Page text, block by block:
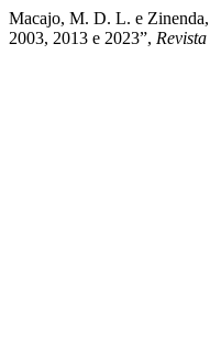
Macajo, M. D. L. e Zinenda,
2003, 2013 e 2023”,